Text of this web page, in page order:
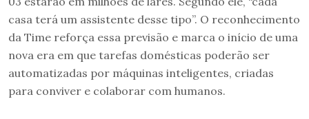
casa terá um assistente desse tipo”. O reconhecimento
da Time reforça essa previsão e marca o início de uma
nova era em que tarefas domésticas poderão ser
automatizadas por máquinas inteligentes, criadas
para conviver e colaborar com humanos.